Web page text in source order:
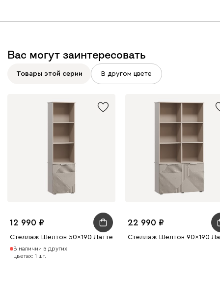
Вас могут заинтересовать
Товары этой серии В другом цвете
12 990
Стеллаж Шелтон 50x190 Латте
В наличии в других
цветах: 1 шт.
22 990
Стеллаж Шелтон 90x190